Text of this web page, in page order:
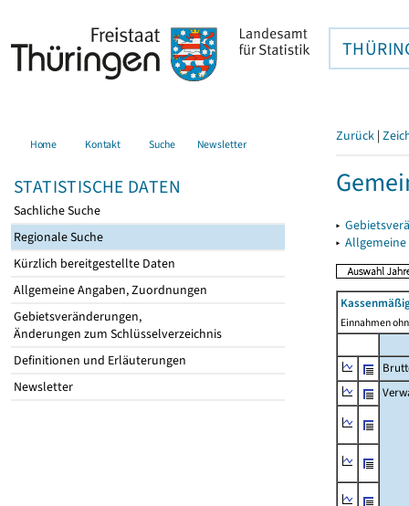
Home Kontakt Suche Newsletter
STATISTISCHE DATEN
Sachliche Suche
Regionale Suche
Kürzlich bereitgestellte Daten
Allgemeine Angaben, Zuordnungen
Gebietsveränderungen,
Änderungen zum Schlüsselverzeichnis
Definitionen und Erläuterungen
Newsletter
Zurück |
▸
▸
Einnahmen